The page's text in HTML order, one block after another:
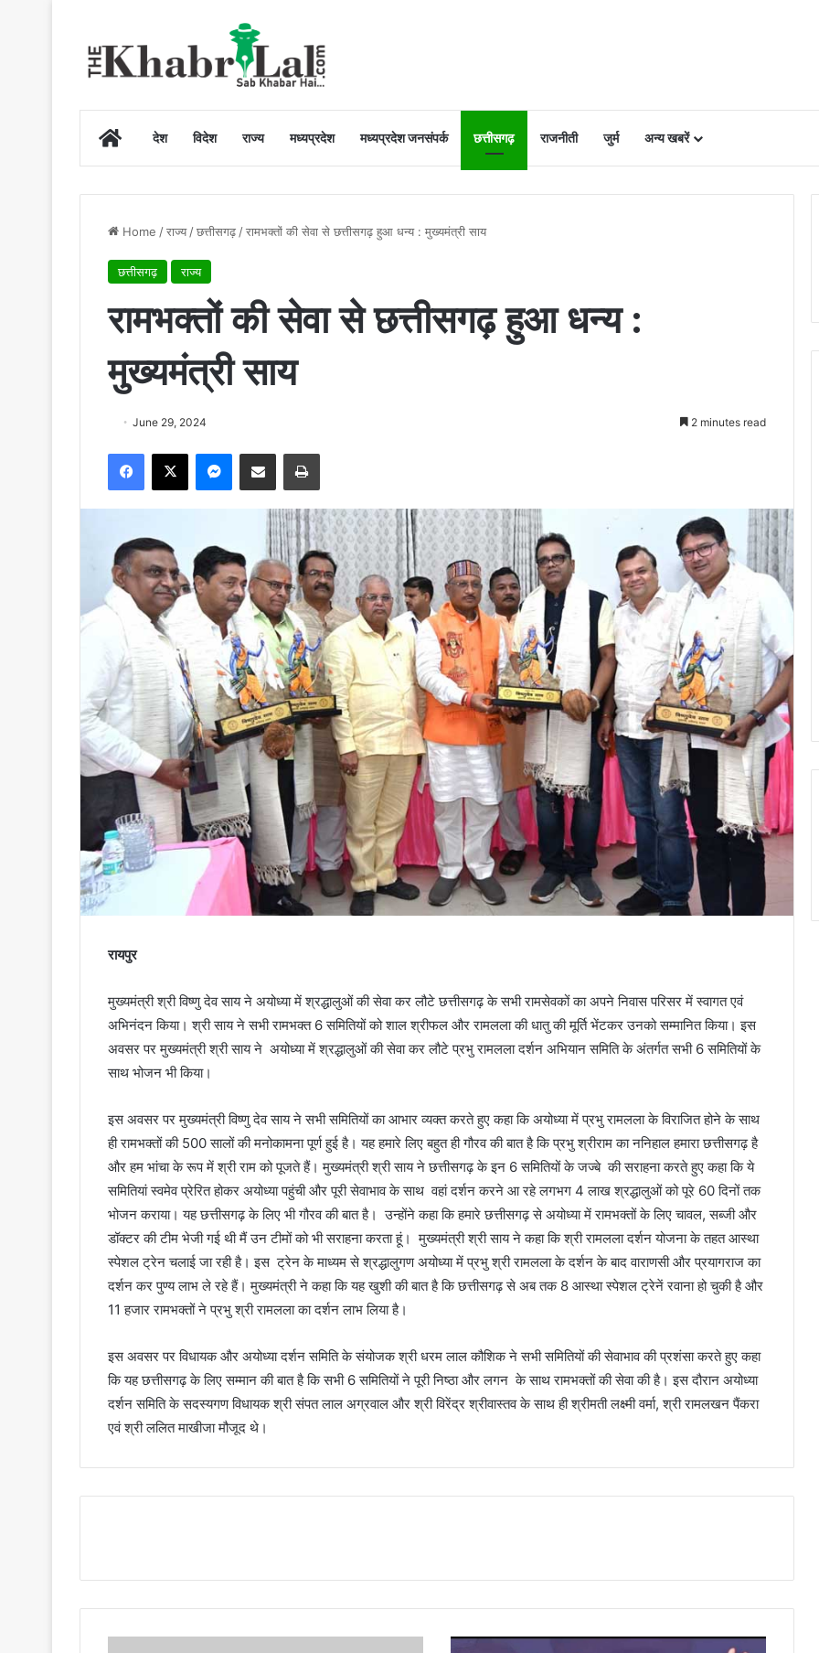
Homeदेश विदेश राज्य मध्यप्रदेश मध्यप्रदेश जनसंपर्क छत्तीसगढ़ राजनीती जुर्म अन्य खबरें
Home /राज्य /छत्तीसगढ़ /रामभक्तों की सेवा से छत्तीसगढ़ हुआ धन्य : मुख्यमंत्री साय
छत्तीसगढ़ राज्य
रामभक्तों की सेवा से छत्तीसगढ़ हुआ धन्य :
मुख्यमंत्री साय
June 29, 2024 2 minutes read
रायपुर
मुख्यमंत्री श्री विष्णु देव साय ने अयोध्या में श्रद्धालुओं की सेवा कर लौटे छत्तीसगढ़ के सभी रामसेवकों का अपने निवास परिसर में स्वागत एवं
अभिनंदन किया। श्री साय ने सभी रामभक्त 6 समितियों को शाल श्रीफल और रामलला की धातु की मूर्ति भेंटकर उनको सम्मानित किया। इस
अवसर पर मुख्यमंत्री श्री साय ने अयोध्या में श्रद्धालुओं की सेवा कर लौटे प्रभु रामलला दर्शन अभियान समिति के अंतर्गत सभी 6 समितियों के
साथ भोजन भी किया।
इस अवसर पर मुख्यमंत्री विष्णु देव साय ने सभी समितियों का आभार व्यक्त करते हुए कहा कि अयोध्या में प्रभु रामलला के विराजित होने के साथ
ही रामभक्तों की 500 सालों की मनोकामना पूर्ण हुई है। यह हमारे लिए बहुत ही गौरव की बात है कि प्रभु श्रीराम का ननिहाल हमारा छत्तीसगढ़ है
और हम भांचा के रूप में श्री राम को पूजते हैं। मुख्यमंत्री श्री साय ने छत्तीसगढ़ के इन 6 समितियों के जज्बे की सराहना करते हुए कहा कि ये
समितियां स्वमेव प्रेरित होकर अयोध्या पहुंची और पूरी सेवाभाव के साथ वहां दर्शन करने आ रहे लगभग 4 लाख श्रद्धालुओं को पूरे 60 दिनों तक
भोजन कराया। यह छत्तीसगढ़ के लिए भी गौरव की बात है। उन्होंने कहा कि हमारे छत्तीसगढ़ से अयोध्या में रामभक्तों के लिए चावल, सब्जी और
डॉक्टर की टीम भेजी गई थी मैं उन टीमों को भी सराहना करता हूं। मुख्यमंत्री श्री साय ने कहा कि श्री रामलला दर्शन योजना के तहत आस्था
स्पेशल ट्रेन चलाई जा रही है। इस ट्रेन के माध्यम से श्रद्धालुगण अयोध्या में प्रभु श्री रामलला के दर्शन के बाद वाराणसी और प्रयागराज का
दर्शन कर पुण्य लाभ ले रहे हैं। मुख्यमंत्री ने कहा कि यह खुशी की बात है कि छत्तीसगढ़ से अब तक 8 आस्था स्पेशल ट्रेनें रवाना हो चुकी है और
11 हजार रामभक्तों ने प्रभु श्री रामलला का दर्शन लाभ लिया है।
इस अवसर पर विधायक और अयोध्या दर्शन समिति के संयोजक श्री धरम लाल कौशिक ने सभी समितियों की सेवाभाव की प्रशंसा करते हुए कहा
कि यह छत्तीसगढ़ के लिए सम्मान की बात है कि सभी 6 समितियों ने पूरी निष्ठा और लगन के साथ रामभक्तों की सेवा की है। इस दौरान अयोध्या
दर्शन समिति के सदस्यगण विधायक श्री संपत लाल अग्रवाल और श्री विरेंद्र श्रीवास्तव के साथ ही श्रीमती लक्ष्मी वर्मा, श्री रामलखन पैंकरा
एवं श्री ललित माखीजा मौजूद थे।